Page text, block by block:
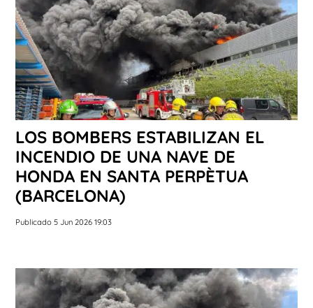
LOS BOMBERS ESTABILIZAN EL
INCENDIO DE UNA NAVE DE
HONDA EN SANTA PERPÈTUA
(BARCELONA)
Publicado 5 Jun 2026 19:03